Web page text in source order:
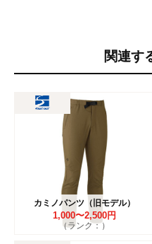
関連す
カミノパンツ（旧モデル）
1,000〜2,500円
（ランク：）